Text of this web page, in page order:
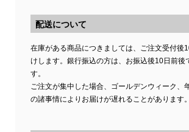
配送について
在庫がある商品につきましては、ご注文受付後
けします。銀行振込の方は、お振込後10日前後
す。
ご注文が集中した場合、ゴールデンウィーク、
の諸事情によりお届けが遅れることがあります。